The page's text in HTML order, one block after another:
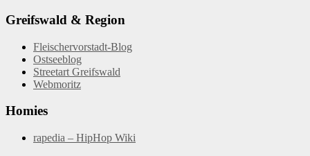
Greifswald & Region
Fleischervorstadt-Blog
Ostseeblog
Streetart Greifswald
Webmoritz
Homies
rapedia – HipHop Wiki